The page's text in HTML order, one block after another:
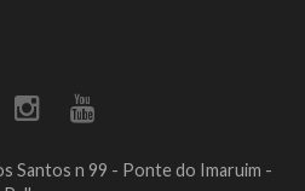
Santos n 99 - Ponte do Imaruim -